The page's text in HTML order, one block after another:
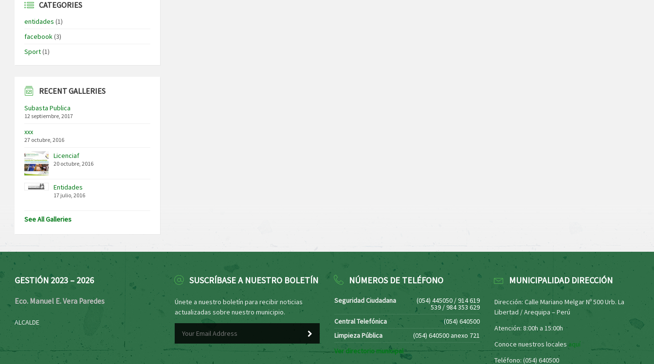
CATEGORIES
entidades (1)
facebook(3)
Sport(1)
RECENT GALLERIES
Subasta Publica
12 septiembre, 2017
xxx
27 octubre, 2016
Licenciaf
20 octubre, 2016
Entidades
17 julio, 2016
See All Galleries
GESTIÓN 2023 – 2026
Eco. Manuel E. Vera Paredes
ALCALDE
SUSCRÍBASE A NUESTRO BOLETÍN
Únete a nuestro boletín para recibir noticias
actualizadas sobre nuestro municipio.
NÚMEROS DE TELÉFONO
Seguridad Ciudadana (054) 445050 / 914 619
539 / 984 353 629
Central Telefónica
(054) 640500
Limpieza Pública
(054) 640500 anexo 721
Ver directorio municipal
MUNICIPALIDAD DIRECCIÓN
Dirección: Calle Mariano Melgar Nº 500 Urb. La
Libertad / Arequipa – Perú
Atención: 8:00h a 15:00h
Conoce nuestros locales aquí
Teléfono: (054) 640500